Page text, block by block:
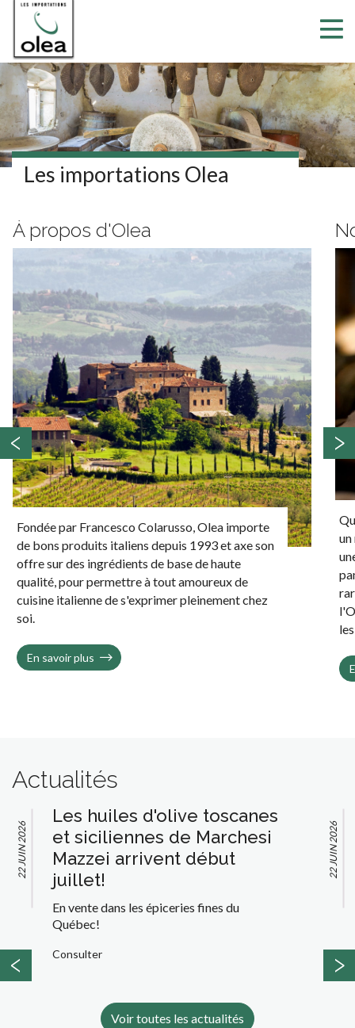
Les importations Olea
Nos produits alimentaires
Que ce soit une bonne huile d'olive des Pouilles,
un riz du Piémont adapté au risotto à préparer,
une olive Taggiasca de Ligurie en apéro, un
panettone de qualité de Toscane à Noël ou une
rare et excellente truffe noire fraîche de
l'Ombrie, Olea saura satisfaire vos goûts pour
En savoir plus
‹ ›
Actualités
Thomas Kohl, des jus de
pomme exceptionnels!
Arrivage en début juillet
22 JUIN 2026
‹ ›
Voir toutes les actualités